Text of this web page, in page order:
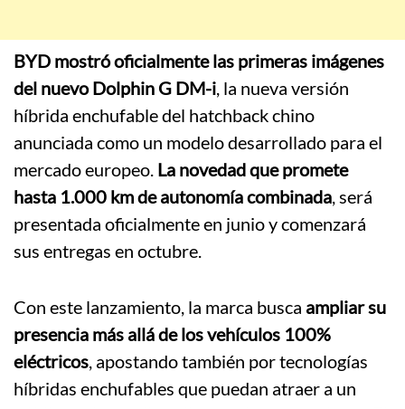
BYD mostró oficialmente las primeras imágenes
del nuevo Dolphin G DM-i, la nueva versión
híbrida enchufable del hatchback chino
anunciada como un modelo desarrollado para el
mercado europeo. La novedad que promete
hasta 1.000 km de autonomía combinada, será
presentada oficialmente en junio y comenzará
sus entregas en octubre.
Con este lanzamiento, la marca busca ampliar su
presencia más allá de los vehículos 100%
eléctricos, apostando también por tecnologías
híbridas enchufables que puedan atraer a un